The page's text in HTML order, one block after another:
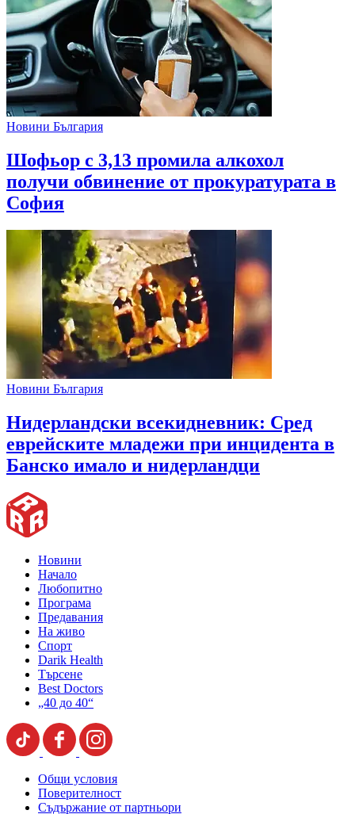
Новини България
Шофьор с 3,13 промила алкохол
получи обвинение от прокуратурата в
София
Новини България
Нидерландски всекидневник: Сред
еврейските младежи при инцидента в
Банско имало и нидерландци
Новини
Начало
Любопитно
Програма
Предавания
На живо
Спорт
Darik Health
Търсене
Best Doctors
„40 до 40“
Общи условия
Поверителност
Съдържание от партньори